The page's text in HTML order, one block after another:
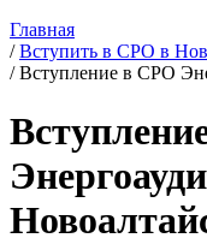
Главная
/Вступить в СРО в
/Вступление в СРО